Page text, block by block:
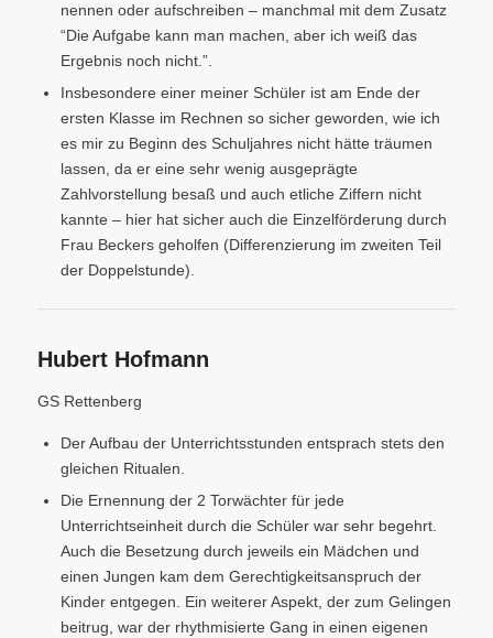
nennen oder aufschreiben – manchmal mit dem Zusatz
“Die Aufgabe kann man machen, aber ich weiß das
Ergebnis noch nicht.”.
Insbesondere einer meiner Schüler ist am Ende der
ersten Klasse im Rechnen so sicher geworden, wie ich
es mir zu Beginn des Schuljahres nicht hätte träumen
lassen, da er eine sehr wenig ausgeprägte
Zahlvorstellung besaß und auch etliche Ziffern nicht
kannte – hier hat sicher auch die Einzelförderung durch
Frau Beckers geholfen (Differenzierung im zweiten Teil
der Doppelstunde).
Hubert Hofmann
GS Rettenberg
Der Aufbau der Unterrichtsstunden entsprach stets den
gleichen Ritualen.
Die Ernennung der 2 Torwächter für jede
Unterrichtseinheit durch die Schüler war sehr begehrt.
Auch die Besetzung durch jeweils ein Mädchen und
einen Jungen kam dem Gerechtigkeitsanspruch der
Kinder entgegen. Ein weiterer Aspekt, der zum Gelingen
beitrug, war der rhythmisierte Gang in einen eigenen